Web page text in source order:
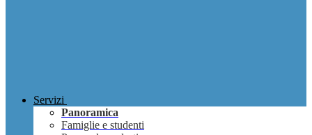
Servizi
Panoramica
Famiglie e studenti